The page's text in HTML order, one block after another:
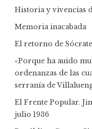
Historia y vivencias
Memoria inacabada
El retorno de
«Porque ha auido
ordenanzas de las
serranía de
El Frente Popular.
julio 1936